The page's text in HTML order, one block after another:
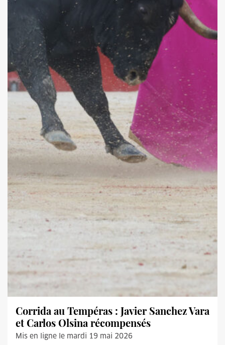
Corrida au Tempéras : Javier Sanchez Vara
et Carlos Olsina récompensés
Mis en ligne le mardi 19 mai 2026